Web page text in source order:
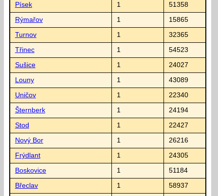
Písek 1 51358
Rýmařov 1 15865
Turnov 1 32365
Třinec 1 54523
Sušice 1 24027
Louny 1 43089
Uničov 1 22340
Šternberk 1 24194
Stod 1 22427
Nový Bor 1 26216
Frýdlant 1 24305
Boskovice 1 51184
Břeclav 1 58937